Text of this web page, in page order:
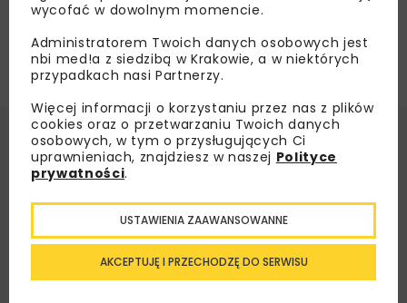
wycofać w dowolnym momencie.
Administratorem Twoich danych osobowych jest
nbi med!a z siedzibą w Krakowie, a w niektórych
przypadkach nasi Partnerzy.
Więcej informacji o korzystaniu przez nas z plików
cookies oraz o przetwarzaniu Twoich danych
osobowych, w tym o przysługujących Ci
uprawnieniach, znajdziesz w naszej Polityce
prywatności.
AKCEPTUJĘ I PRZECHODZĘ DO SERWISU
USTAWIENIA ZAAWANSOWANNE